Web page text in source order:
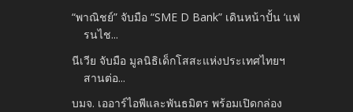
“พาณิชย์” จับมือ “SME D Bank” เดินหน้าปั้น ‘แฟ
รนไช...
นีเวีย จับมือ มูลนิธิเด็กโสสะแห่งประเทศไทยฯ
สานต่อ...
บมจ. เออาร์ไอพีและพันธมิตร พร้อมเปิดกล่อง